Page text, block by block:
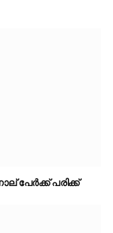
പേർക്ക് പരിക്ക്